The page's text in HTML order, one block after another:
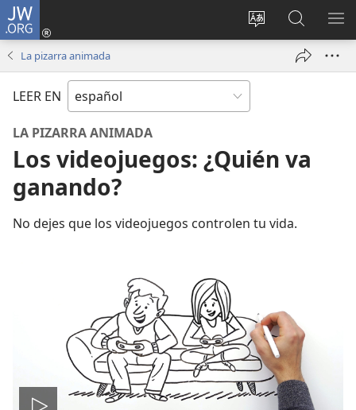
JW.ORG
Cambiar
del sitio
Iniciar
sesión
nueva
en
jw.org
La pizarra animada
LEER EN
LA PIZARRA ANIMADA
Los videojuegos: ¿Quién va
ganando?
No dejes que los videojuegos controlen tu vida.